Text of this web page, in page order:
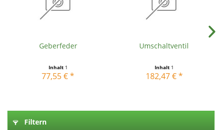
Geberfeder
Inhalt 1
77,55 € *
Umschaltventil
Inhalt 1
182,47 € *
Filtern